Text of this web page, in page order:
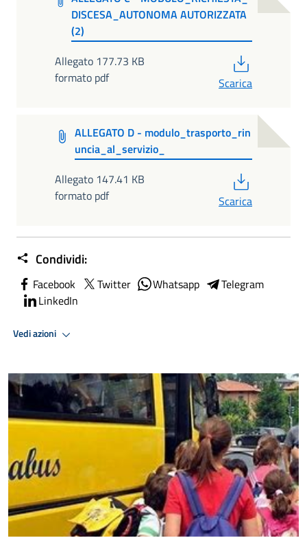
DISCESA_AUTONOMA AUTORIZZATA
(2)
Allegato 177.73 KB
formato pdf
Scarica
ALLEGATO D - modulo_trasporto_rin
uncia_al_servizio_
Allegato 147.41 KB
formato pdf
Scarica
Condividi:
Facebook Twitter Whatsapp
Telegram
LinkedIn
Vedi azioni